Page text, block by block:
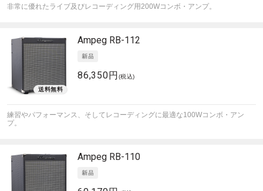
非常に優れたライブ及びレコーディング用200Wコンボ・アンプ。
Ampeg RB-112
86,350円 (税込)
練習やパフォーマンス、そしてレコーディングに最適な100Wコンボ・アン
プ。
Ampeg RB-110